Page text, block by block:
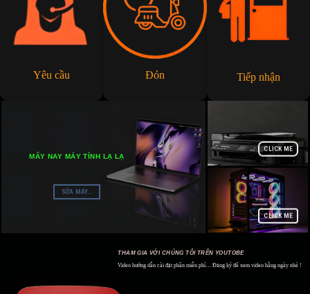
Yêu cầu Đón Tiếp nhận
MẤY NAY MÁY TÍNH LẠ LẠ
SỬA MÁY...
CLICK ME
CLICK ME
THAM GIA VỚI CHÚNG TÔI TRÊN YOUTOBE
Video hướng dẫn cài đặt phần miễn phí… Đăng ký để xem video hằng ngày nhé !